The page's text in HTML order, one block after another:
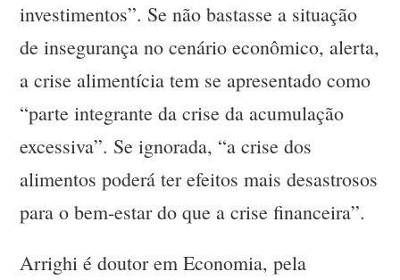
investimentos”. Se não bastasse a situação
de insegurança no cenário econômico, alerta,
a crise alimentícia tem se apresentado como
“parte integrante da crise da acumulação
excessiva”. Se ignorada, “a crise dos
alimentos poderá ter efeitos mais desastrosos
para o bem-estar do que a crise financeira”.
Arrighi é doutor em Economia, pela